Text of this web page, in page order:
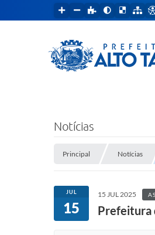
Notícias
Principal Notícias
JUL
15
15 JUL 2025
Prefeitura